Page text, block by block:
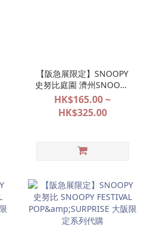
【阪急展限定】SNOOPY
史努比庭園 濟州SNOOPY
GARDEN 系列代購
HK$165.00 ~
HK$325.00